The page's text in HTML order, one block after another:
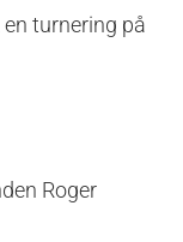
turnering på
Roger